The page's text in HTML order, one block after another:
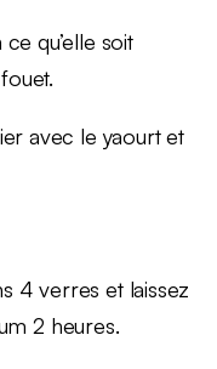
qu’elle soit
avec le yaourt et
4 verres et laissez
2 heures.